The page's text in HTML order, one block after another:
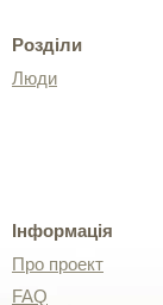
Розділи
Люди
Інформація
Про проект
FAQ